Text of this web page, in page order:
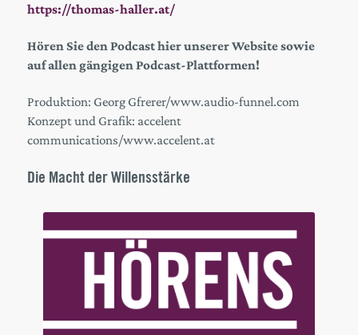
https://thomas-haller.at/
Hören Sie den Podcast hier unserer Websitesowie
auf allen gängigen Podcast-Plattformen!
Produktion: Georg Gfrerer/www.audio-funnel.com
Konzept und Grafik: accelent
communications/www.accelent.at
Die Macht der Willensstärke
Player